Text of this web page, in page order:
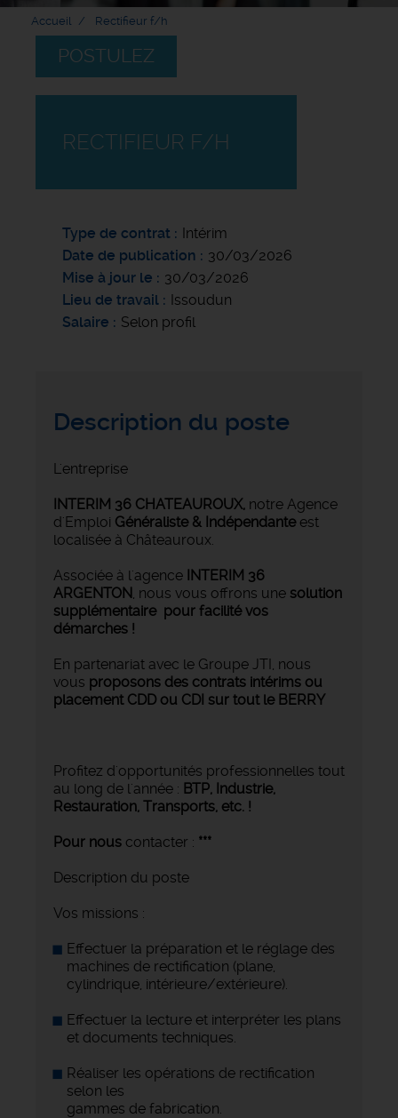
Accueil Rectifieur f/h
POSTULEZ
RECTIFIEUR F/H
Type de contrat
Intérim
Date de publication
30/03/2026
Mise à jour le
30/03/2026
Lieu de travail
Issoudun
Salaire
Selon profil
Description du poste
L'entreprise
INTERIM 36 CHATEAUROUX, notre Agence
d'Emploi Généraliste & Indépendante est
localisée à Châteauroux.
Associée à l'agence INTERIM 36
ARGENTON, nous vous offrons une solution
supplémentaire pour facilité vos
démarches !
En partenariat avec le Groupe JTI, nous
vous proposons des contrats intérims ou
placement CDD ou CDI sur tout le BERRY
Profitez d'opportunités professionnelles tout
au long de l'année : BTP, Industrie,
Restauration, Transports, etc. !
Pour nous contacter : ***
Description du poste
Vos missions :
Effectuer la préparation et le réglage des
machines de rectification (plane,
cylindrique, intérieure/extérieure).
Effectuer la lecture et interpréter les plans
et documents techniques.
Réaliser les opérations de rectification
selon les
gammes de fabrication.